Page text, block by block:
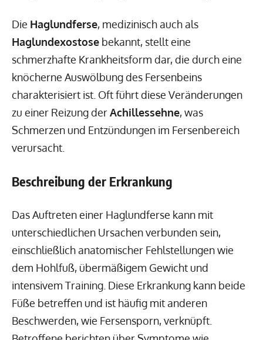
Die Haglundferse, medizinisch auch als
Haglundexostose bekannt, stellt eine
schmerzhafte Krankheitsform dar, die durch eine
knöcherne Auswölbung des Fersenbeins
charakterisiert ist. Oft führt diese Veränderungen
zu einer Reizung derAchillessehne, was
Schmerzen und Entzündungen im Fersenbereich
verursacht.
Beschreibung der Erkrankung
Das Auftreten einer Haglundferse kann mit
unterschiedlichen Ursachen verbunden sein,
einschließlich anatomischer Fehlstellungen wie
dem Hohlfuß, übermäßigem Gewicht und
intensivem Training. Diese Erkrankung kann beide
Füße betreffen und ist häufig mit anderen
Beschwerden, wie Fersensporn, verknüpft.